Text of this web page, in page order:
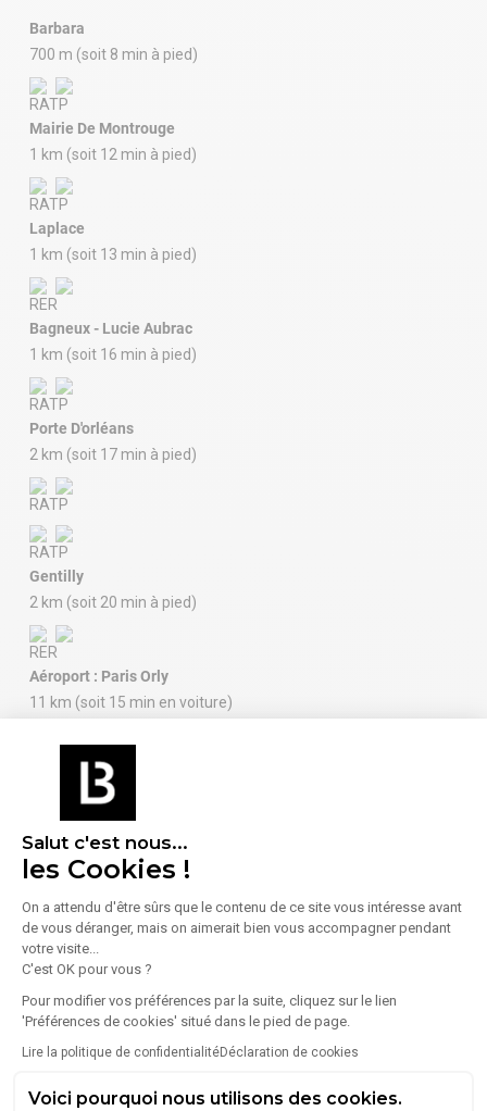
Salut c'est nous...
les Cookies !
On a attendu d'être sûrs que le contenu de ce site vous intéresse avant
de vous déranger, mais on aimerait bien vous accompagner pendant
votre visite...
C'est OK pour vous ?
Pour modifier vos préférences par la suite, cliquez sur le lien
'Préférences de cookies' situé dans le pied de page.
Lire la politique de confidentialitéDéclaration de cookies
Voici pourquoi nous utilisons des cookies.
Barbara
700 m (soit 8 min à pied)
Mairie De Montrouge
1 km (soit 12 min à pied)
Laplace
1 km (soit 13 min à pied)
Bagneux - Lucie Aubrac
1 km (soit 16 min à pied)
Porte D'orléans
2 km (soit 17 min à pied)
Gentilly
2 km (soit 20 min à pied)
Aéroport : Paris Orly
11 km (soit 15 min en voiture)
Aéroport : Charles de Gaulle
International
À proximité (moins de 300 m)
Enseignement
1 Lycée
1 Collège
Alimentation
2 Boulangeries /
Pâtisseries
alimentaires